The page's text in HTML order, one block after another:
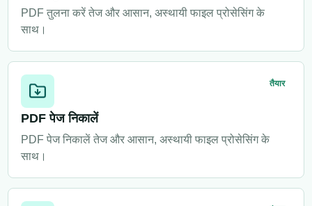
PDF तुलना करें तेज और आसान, अस्थायी फाइल प्रोसेसिंग के
साथ।
तैयार
PDF पेज निकालें
PDF पेज निकालें तेज और आसान, अस्थायी फाइल प्रोसेसिंग के
साथ।